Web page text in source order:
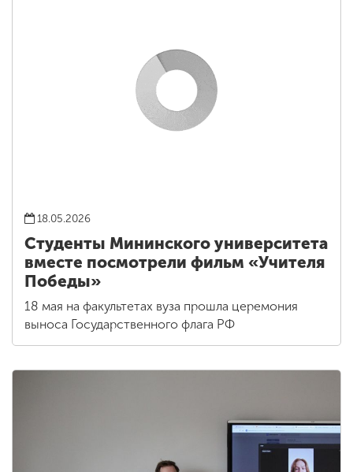
18.05.2026
Студенты Мининского университета
вместе посмотрели фильм «Учителя
Победы»
18 мая на факультетах вуза прошла церемония
выноса Государственного флага РФ